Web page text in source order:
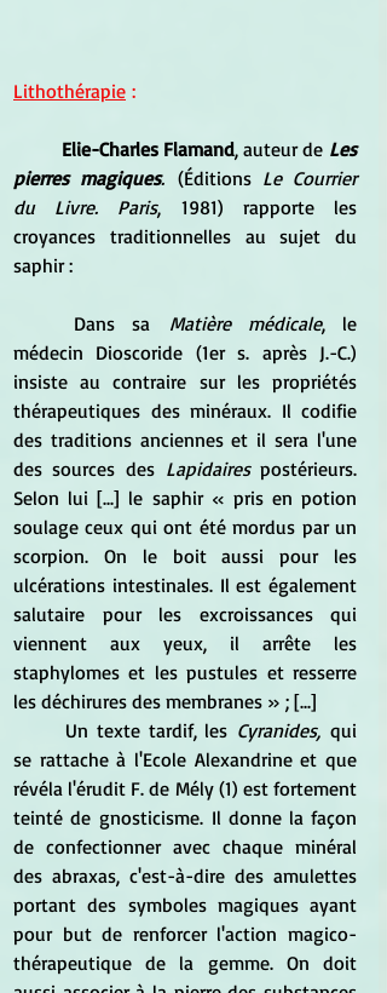
Lithothérapie :
Elie-Charles Flamand, auteur de Les
pierres magiques. (Éditions Le Courrier
du Livre. Paris, 1981) rapporte les
croyances traditionnelles au sujet du
saphir :
	Dans sa
Matière médicale, le
médecin Dioscoride (1er s. après J.-C.)
insiste au contraire sur les propriétés
thérapeutiques des minéraux. Il codifie
des traditions anciennes et il sera l'une
des sources des Lapidaires postérieurs.
Selon lui [...] le saphir « pris en potion
soulage ceux qui ont été mordus par un
scorpion. On le boit aussi pour les
ulcérations intestinales. Il est également
salutaire pour les excroissances qui
viennent aux yeux, il arrête les
staphylomes et les pustules et resserre
les déchirures des membranes » ; [...]
	Un texte tardif, les
Cyranides, qui
se rattache à l'Ecole Alexandrine et que
révéla l'érudit F. de Mély (1) est fortement
teinté de gnosticisme. Il donne la façon
de confectionner avec chaque minéral
des abraxas, c'est-à-dire des amulettes
portant des symboles magiques ayant
pour but de renforcer l'action magico-
thérapeutique de la gemme. On doit